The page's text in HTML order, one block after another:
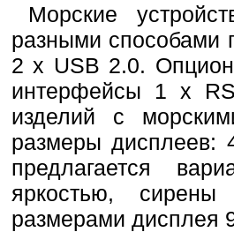
Морские
разными способами
2 x USB 2.0.
интерфейсы 1 x
изделий с
размеры дисплеев:
предлагается
яркостью,
размерами дисплея